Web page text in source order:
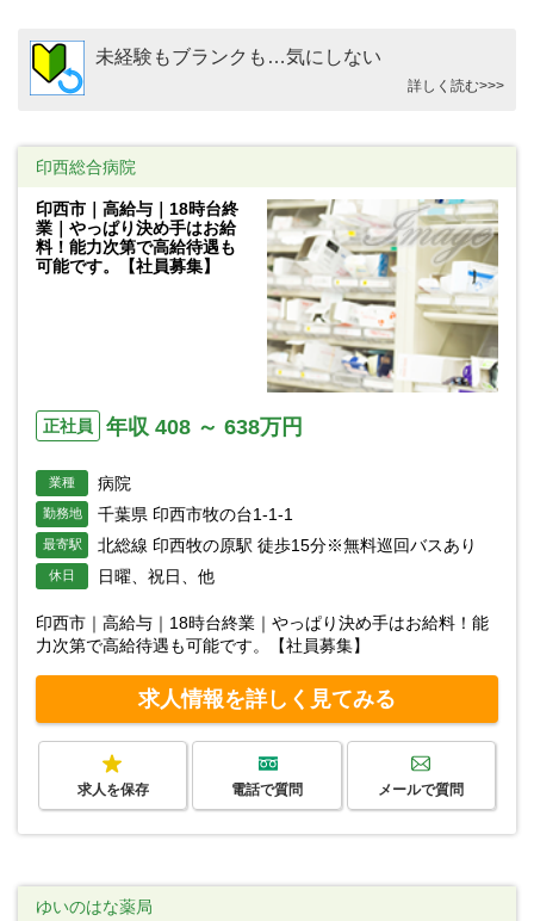
未経験もブランクも…気にしない
詳しく読む>>>
印西総合病院
印西市｜高給与｜18時台終
業｜やっぱり決め手はお給
料！能力次第で高給待遇も
可能です。【社員募集】
正社員 年収 408 ～ 638万円
業種 病院
勤務地 千葉県 印西市牧の台1-1-1
最寄駅 北総線 印西牧の原駅 徒歩15分※無料巡回バスあり
休日 日曜、祝日、他
印西市｜高給与｜18時台終業｜やっぱり決め手はお給料！能
力次第で高給待遇も可能です。【社員募集】
求人情報を詳しく見てみる
求人を保存 電話で質問 メールで質問
ゆいのはな薬局